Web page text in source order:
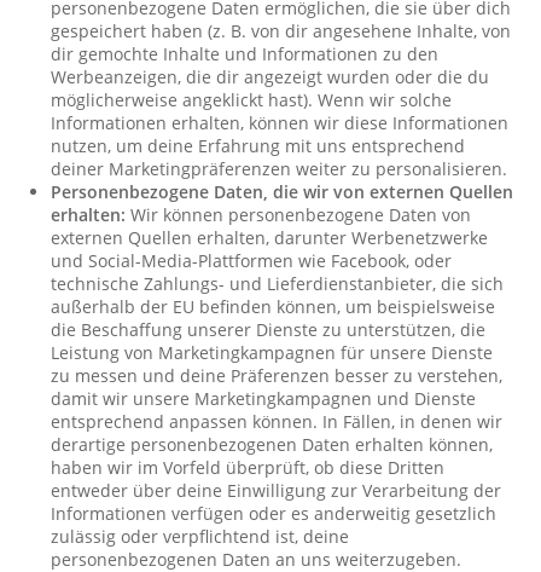
personenbezogene Daten ermöglichen, die sie über dich
gespeichert haben (z. B. von dir angesehene Inhalte, von
dir gemochte Inhalte und Informationen zu den
Werbeanzeigen, die dir angezeigt wurden oder die du
möglicherweise angeklickt hast). Wenn wir solche
Informationen erhalten, können wir diese Informationen
nutzen, um deine Erfahrung mit uns entsprechend
deiner Marketingpräferenzen weiter zu personalisieren.
Personenbezogene Daten, die wir von externen Quellen
erhalten: Wir können personenbezogene Daten von
externen Quellen erhalten, darunter Werbenetzwerke
und Social-Media-Plattformen wie Facebook, oder
technische Zahlungs- und Lieferdienstanbieter, die sich
außerhalb der EU befinden können, um beispielsweise
die Beschaffung unserer Dienste zu unterstützen, die
Leistung von Marketingkampagnen für unsere Dienste
zu messen und deine Präferenzen besser zu verstehen,
damit wir unsere Marketingkampagnen und Dienste
entsprechend anpassen können. In Fällen, in denen wir
derartige personenbezogenen Daten erhalten können,
haben wir im Vorfeld überprüft, ob diese Dritten
entweder über deine Einwilligung zur Verarbeitung der
Informationen verfügen oder es anderweitig gesetzlich
zulässig oder verpflichtend ist, deine
personenbezogenen Daten an uns weiterzugeben.